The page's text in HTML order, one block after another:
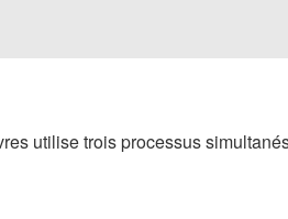
utilise trois processus